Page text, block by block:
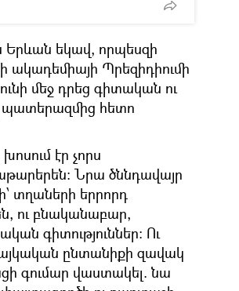
Երևան եկավ, որպեսզի
ակադեմիայի Պրեզիդիումի
մեջ դրեց գիտական ու
հետո
էր չորս
Նրա ծննդավայր
տղաների երրորդ
ու բնականաբար,
գիտություններ։ Ու
ընտանիքի զավակ
գումար վաստակել. նա